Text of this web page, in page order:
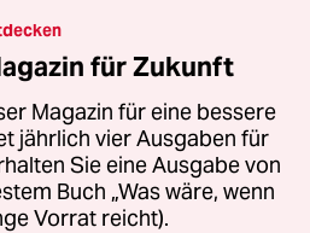
für Zukunft
Magazin für eine bessere
jährlich vier Ausgaben für
Sie eine Ausgabe von
Buch „Was wäre, wenn
Vorrat reicht).